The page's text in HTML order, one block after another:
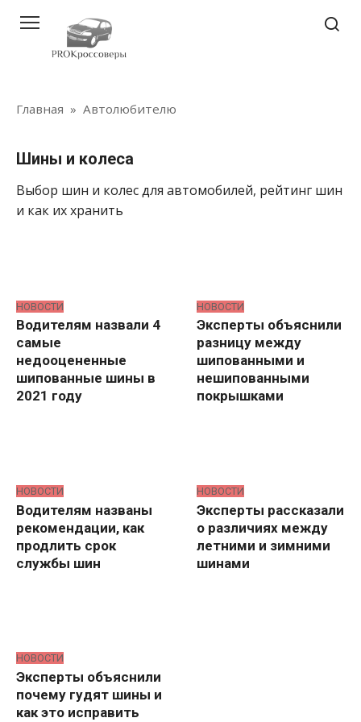
контенту
Главная » Автолюбителю
Шины и колеса
Выбор шин и колес для автомобилей, рейтинг шин
и как их хранить
НОВОСТИ
Водителям назвали 4
самые
недооцененные
шипованные шины в
2021 году
НОВОСТИ
Эксперты объяснили
разницу между
шипованными и
нешипованными
покрышками
НОВОСТИ
Водителям названы
рекомендации, как
продлить срок
службы шин
НОВОСТИ
Эксперты рассказали
о различиях между
летними и зимними
шинами
НОВОСТИ
Эксперты объяснили
почему гудят шины и
как это исправить